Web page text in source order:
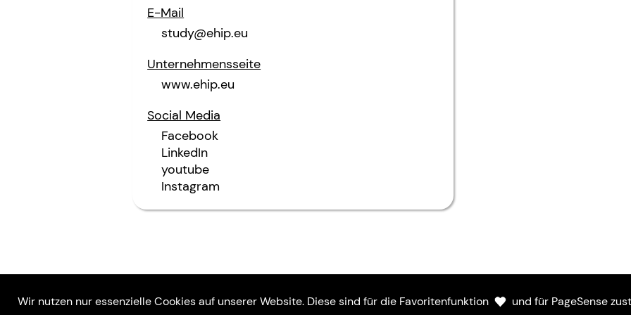
E-Mail
study@ehip.eu
Unternehmensseite
www.ehip.eu
Social Media
Facebook
LinkedIn
youtube
Instagram
Rechtliches Über uns Mitmachen
Wir nutzen nur essenzielle Cookies auf unserer Website. Diese sind für die Favoritenfunktion und für PageSense